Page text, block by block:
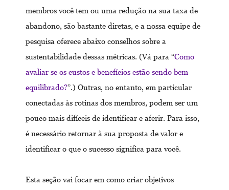
membros você tem ou uma redução na sua taxa de
abandono, são bastante diretas, e a nossa equipe de
pesquisa oferece abaixo conselhos sobre a
sustentabilidade dessas métricas. (Vá para “Como
avaliar se os custos e benefícios estão sendo bem
equilibrado?”.) Outras, no entanto, em particular
conectadas às rotinas dos membros, podem ser um
pouco mais difíceis de identificar e aferir. Para isso,
é necessário retornar à sua proposta de valor e
identificar o que o sucesso significa para você.
Esta seção vai focar em como criar objetivos